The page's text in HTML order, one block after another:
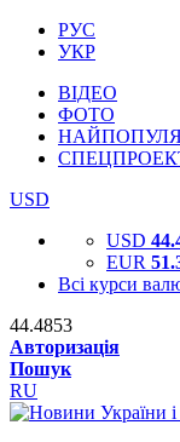
РУС
УКР
ВІДЕО
ФОТО
USD
USD
EUR
Всі курси
44.4853
Авторизація
Пошук
RU